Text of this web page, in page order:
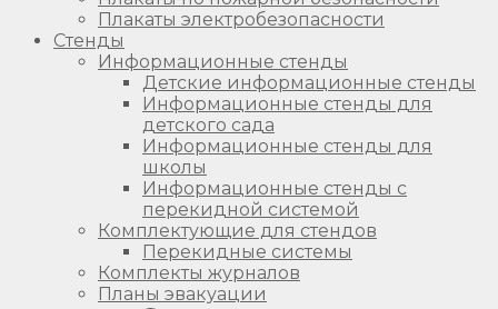
Плакаты электробезопасности
Стенды
Информационные стенды
Детские информационные стенды
Информационные стенды для
детского сада
Информационные стенды для
школы
Информационные стенды с
перекидной системой
Комплектующие для стендов
Перекидные системы
Комплекты журналов
Планы эвакуации